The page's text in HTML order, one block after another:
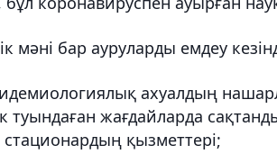
мәні бар ауруларды емдеу
ахуалдың
туындаған жағдайларда
стационардың қызметтері;